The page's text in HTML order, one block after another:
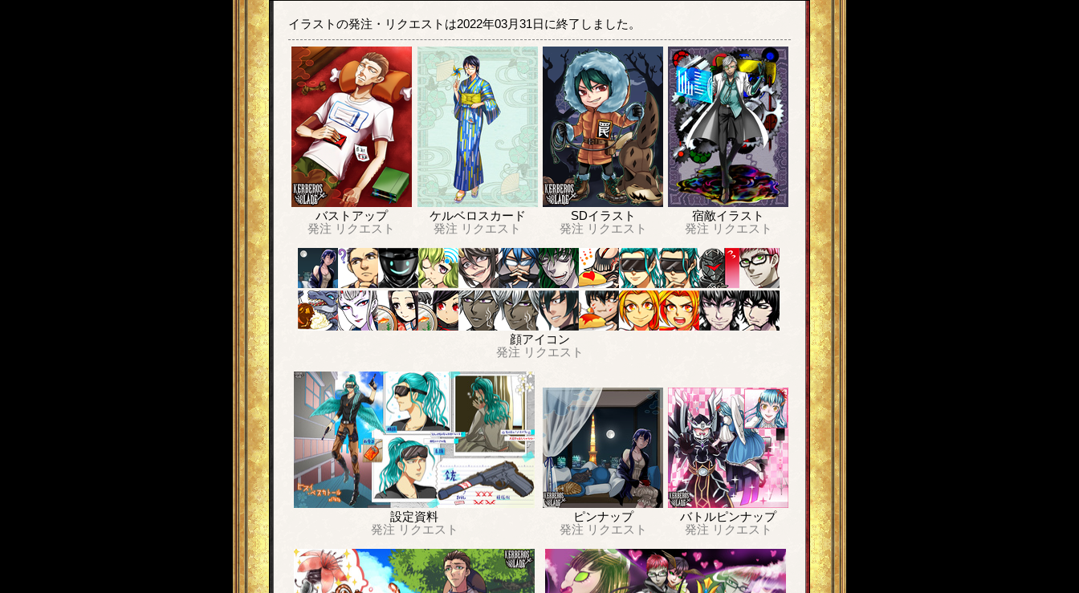
イラストの発注・リクエストは2022年03月31日に終了しました。
バストアップ
発注 リクエスト
ケルベロスカード
発注 リクエスト
SDイラスト
発注 リクエスト
宿敵イラスト
発注 リクエスト
顔アイコン
発注 リクエスト
設定資料
発注 リクエスト
ピンナップ
発注 リクエスト
バトルピンナップ
発注 リクエスト